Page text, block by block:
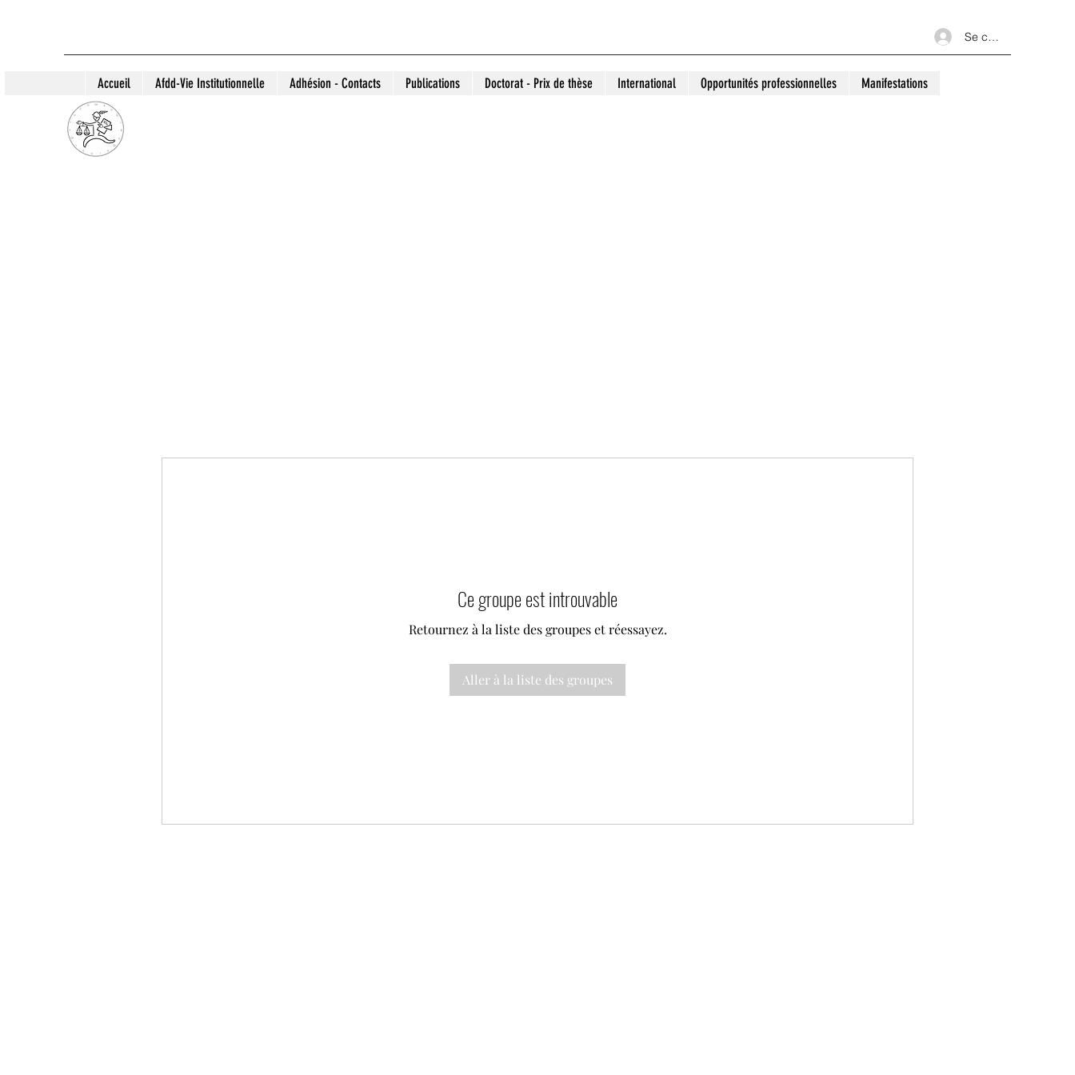
Se connecter
Accueil Afdd-Vie Institutionnelle Adhésion - Contacts Publications Doctorat - Prix de thèse International Opportunités professionnelles Manifestations
Ce groupe est introuvable
Retournez à la liste des groupes et réessayez.
Aller à la liste des groupes